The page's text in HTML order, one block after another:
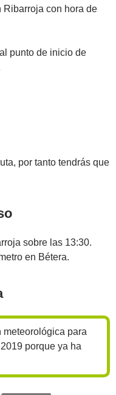
Ribarroja con hora de
punto de inicio de
por tanto tendrás que
sobre las 13:30.
en Bétera.
meteorológica para
porque ya ha